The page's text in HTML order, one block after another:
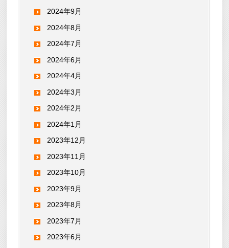
2024年9月
2024年8月
2024年7月
2024年6月
2024年4月
2024年3月
2024年2月
2024年1月
2023年12月
2023年11月
2023年10月
2023年9月
2023年8月
2023年7月
2023年6月